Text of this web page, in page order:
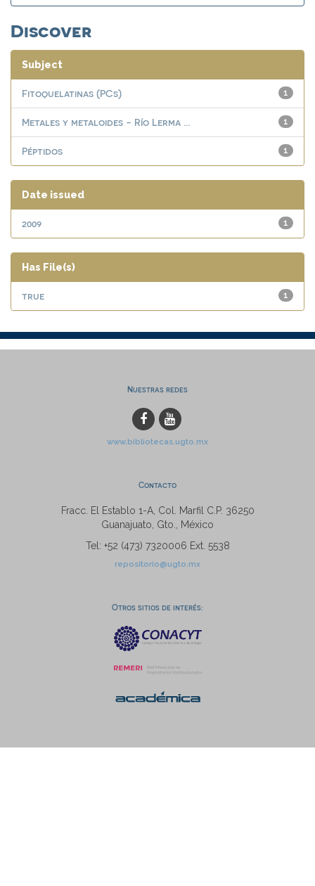
Discover
Subject
1
Fitoquelatinas (PCs)
1
Metales y metaloides - Río Lerma ...
1
Péptidos
Date issued
1
2009
Has File(s)
1
true
Nuestras redes
www.bibliotecas.ugto.mx
Contacto
Fracc. El Establo 1-A, Col. Marfil C.P. 36250
Guanajuato, Gto., México
Tel: +52 (473) 7320006 Ext. 5538
repositorio@ugto.mx
Otros sitios de interés: